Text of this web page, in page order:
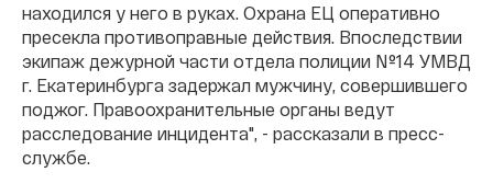
находился у него в руках. Охрана ЕЦ оперативно
пресекла противоправные действия. Впоследствии
экипаж дежурной части отдела полиции №14 УМВД
г. Екатеринбурга задержал мужчину, совершившего
поджог. Правоохранительные органы ведут
расследование инцидента", - рассказали в пресс-
службе.